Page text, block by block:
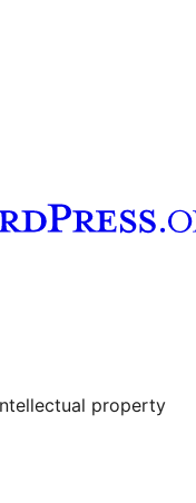
account
property